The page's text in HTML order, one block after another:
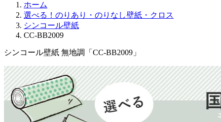
ホーム
選べる！のりあり・のりなし壁紙・クロス
シンコール壁紙
CC-BB2009
シンコール壁紙 無地調「CC-BB2009」